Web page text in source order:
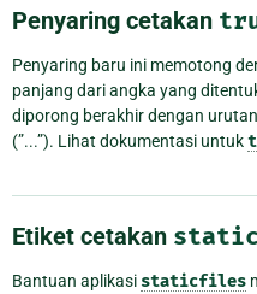
Penyaring cetakan
Penyaring baru ini memotong
panjang dari angka yang
diporong berakhir dengan
(”...”). Lihat dokumentasi untuk
Etiket cetakan static
Bantuan aplikasi staticfiles